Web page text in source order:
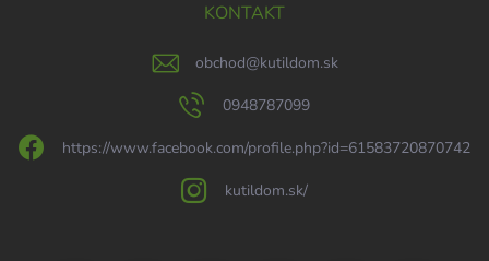
KONTAKT
obchod@kutildom.sk
0948787099
https://www.facebook.com/profile.php?id=61583720870742
kutildom.sk/